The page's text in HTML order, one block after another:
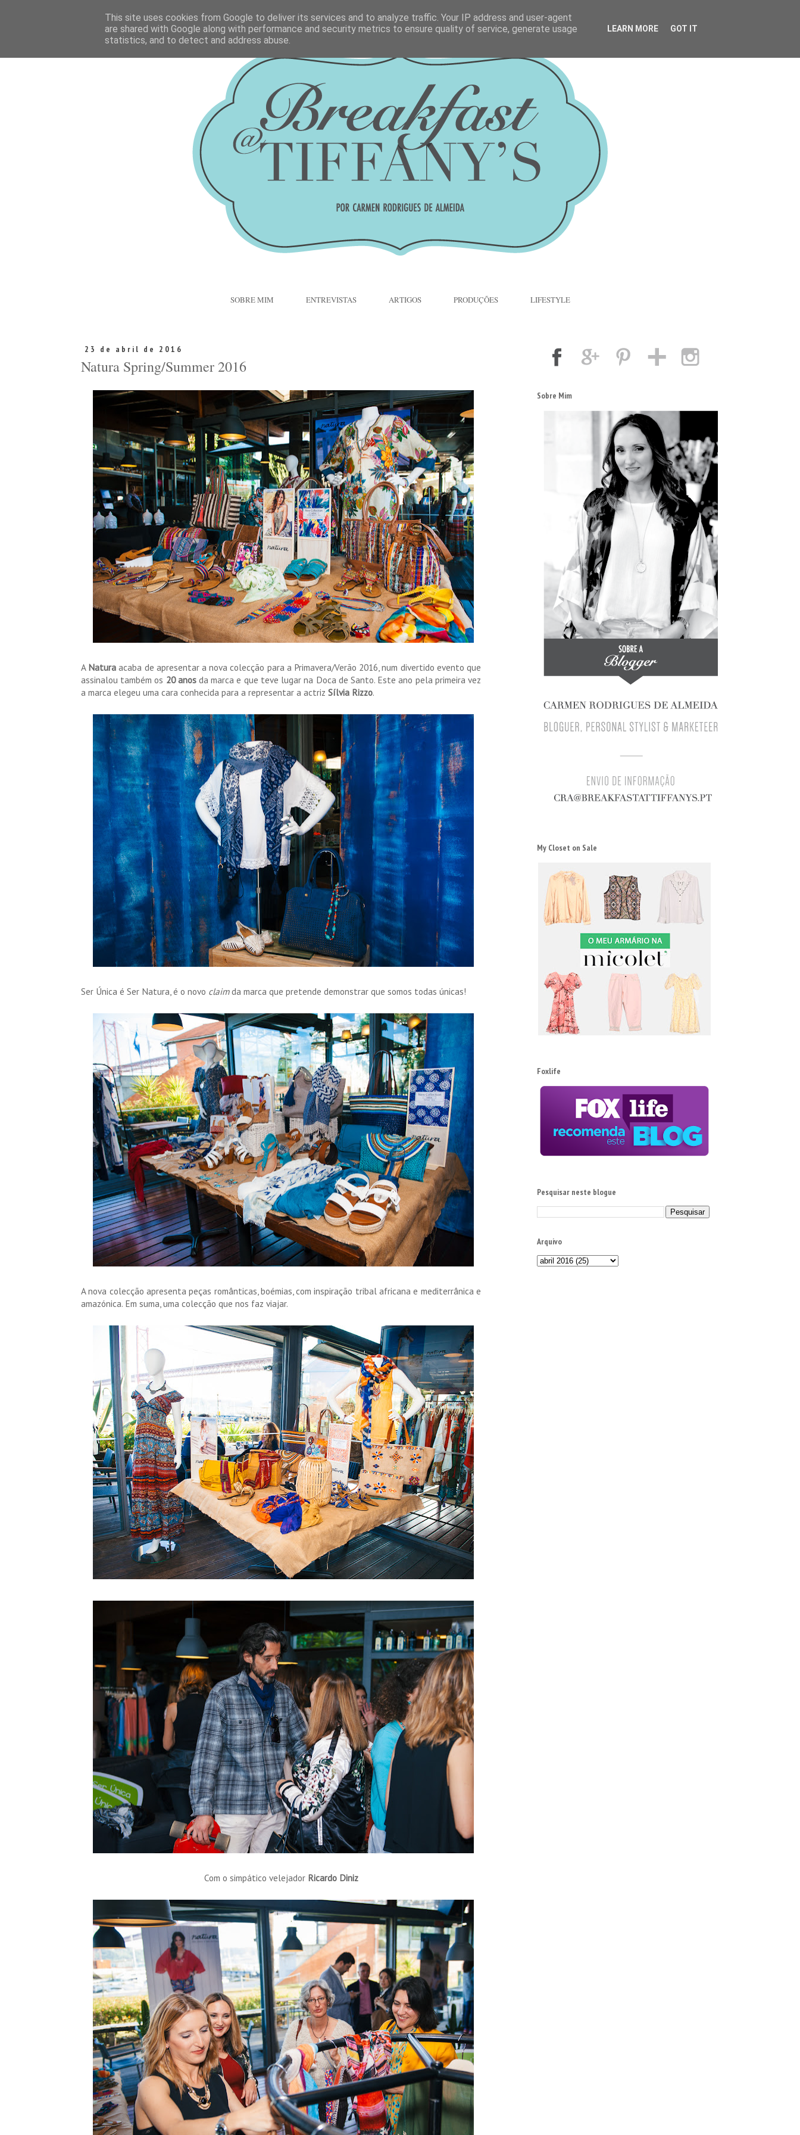
SOBRE MIM ENTREVISTAS ARTIGOS PRODUÇÕES LIFESTYLE
23 de abril de 2016
Natura Spring/Summer 2016
A Naturaacaba de apresentar a nova colecção para a Primavera/Verão 2016, num divertido evento que
assinalou também os 20 anosda marca e que teve lugar na Doca de Santo. Este ano pela primeira vez
a marca elegeu uma cara conhecida para a representar a actriz Sílvia Rizzo.
Ser Única é Ser Natura, é o novo claimda marca que pretende demonstrar que somos todas únicas!
A nova colecção apresenta peças românticas, boémias, com inspiração tribal africana e mediterrânica e
amazónica. Em suma, uma colecção que nos faz viajar.
Com o simpático velejador Ricardo Diniz
Sobre Mim
My Closet on Sale
Foxlife
Pesquisar neste blogue
Arquivo
This site uses cookies from Google to deliver its services and to analyze traffic. Your IP address and user-agent
are shared with Google along with performance and security metrics to ensure quality of service, generate usage
statistics, and to detect and address abuse.
LEARN MORE GOT IT